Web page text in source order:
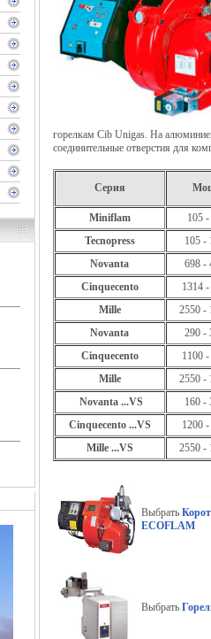
горелкам Cib Unigas. На
соединительные отверстия для
Серия
Miniflam
105
Tecnopress
105 -
Novanta
698 -
Cinquecento
1314
Mille
2550 -
Novanta
290 -
Cinquecento
1100
Mille
2550 -
Novanta ...VS
160 -
Cinquecento ...VS
1200
Mille ...VS
2550 -
Выбрать
ECOFLAM
Выбрать